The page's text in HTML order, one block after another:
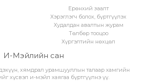
Ерөнхий заалт
Хэрэглэгч болох, бүртгүүлэх
Худалдан авалтын журам
Төлбөр тооцоо
Хүргэлтийн нөхцөл
И-Мэйлийн сан
хямдрал урамшууллын талаар хамгийн
хүсвэл и-мэйл хаягаа бүртгүүлнэ үү.